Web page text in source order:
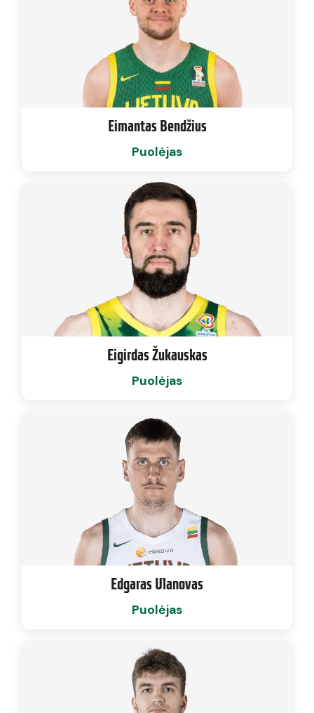
Eimantas Bendžius
Puolėjas
Eigirdas Žukauskas
Puolėjas
Edgaras Ulanovas
Puolėjas